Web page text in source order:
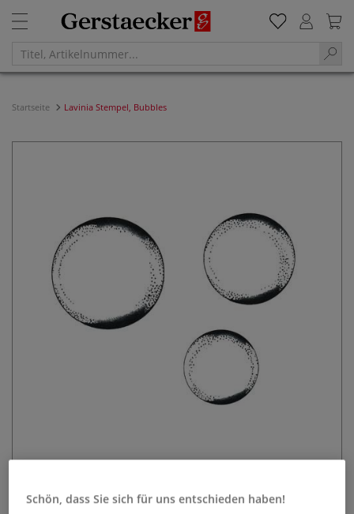
Startseite Lavinia Stempel, Bubbles
Lavinia Stempel, Bubbles
Schön, dass Sie sich für uns entschieden haben!